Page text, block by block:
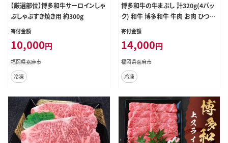
【厳選部位】博多和牛サーロインしゃ
ぶしゃぶすき焼き用 約300g
寄付金額
10,000円
福岡県嘉麻市
冷凍
博多和牛の牛まぶし 計320g(4パッ
ク) 和牛 博多和牛 牛肉 お肉 ひつま
ぶし
寄付金額
14,000円
福岡県嘉麻市
冷凍